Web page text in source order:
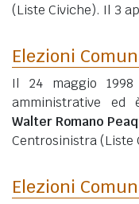
(Liste Civiche). Il 3
Elezioni
Il 24 maggio
amministrative ed
Walter Romano
Centrosinistra (Liste
Elezioni